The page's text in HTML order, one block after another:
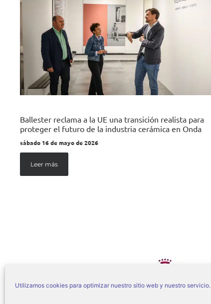
Utilizamos cookies para optimizar nuestro sitio web y nuestro servicio.
Ballester reclama a la UE una transición realista para
proteger el futuro de la industria cerámica en Onda
sábado 16 de mayo de 2026
Leer más